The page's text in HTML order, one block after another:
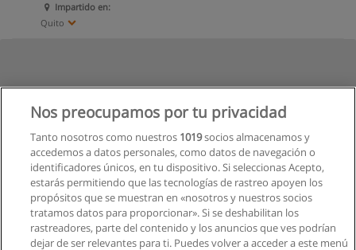
Impartido en:
Quito
Nos preocupamos por tu privacidad
Tanto nosotros como nuestros 1019socios almacenamos y
accedemos a datos personales, como datos de navegación o
identificadores únicos, en tu dispositivo. Si seleccionas Acepto,
estarás permitiendo que las tecnologías de rastreo apoyen los
propósitos que se muestran en «nosotros y nuestros socios
tratamos datos para proporcionar». Si se deshabilitan los
rastreadores, parte del contenido y los anuncios que ves podrían
dejar de ser relevantes para ti. Puedes volver a acceder a este menú